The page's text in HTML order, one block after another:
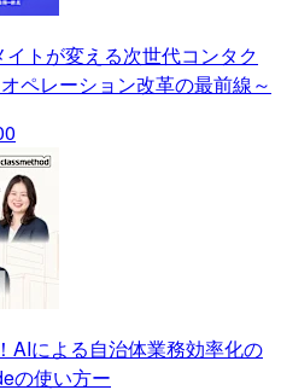
イトが変える次世代コンタク
ペレーション改革の最前線～
AIによる自治体業務効率化の
の使い方ー